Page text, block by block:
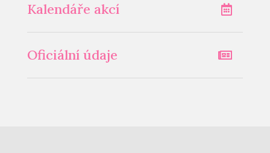
Kalendáře akcí
Oficiální údaje